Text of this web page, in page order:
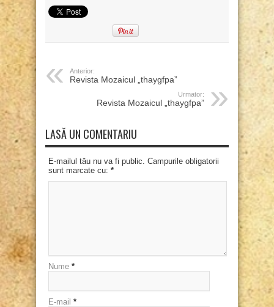
Anterior:
Revista Mozaicul „thaygfpa”
Urmator:
Revista Mozaicul „thaygfpa”
LASĂ UN COMENTARIU
E-mailul tău nu va fi public. Campurile obligatorii
sunt marcate cu: *
Nume *
E-mail *